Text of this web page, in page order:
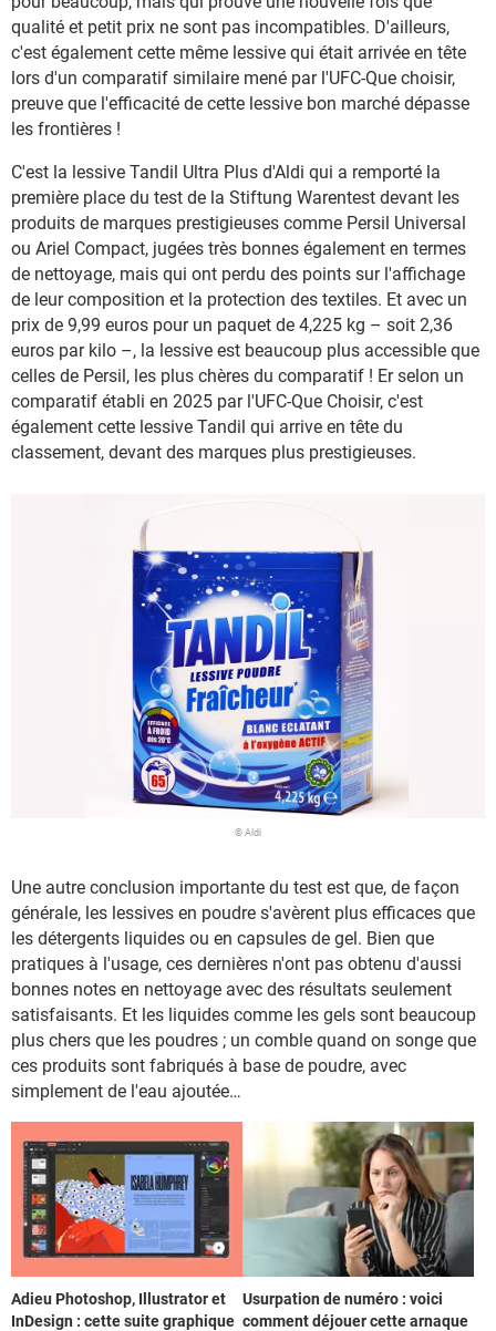
qualité et petit prix ne sont pas incompatibles. D'ailleurs,
c'est également cette même lessive qui était arrivée en tête
lors d'un comparatif similaire mené par l'UFC-Que choisir,
preuve que l'efficacité de cette lessive bon marché dépasse
les frontières !
C'est la lessive Tandil Ultra Plus d'Aldi qui a remporté la
première place du test de la Stiftung Warentest devant les
produits de marques prestigieuses comme Persil Universal
ou Ariel Compact, jugées très bonnes également en termes
de nettoyage, mais qui ont perdu des points sur l'affichage
de leur composition et la protection des textiles. Et avec un
prix de 9,99 euros pour un paquet de 4,225 kg – soit 2,36
euros par kilo –, la lessive est beaucoup plus accessible que
celles de Persil, les plus chères du comparatif ! Er selon un
comparatif établi en 2025 par l'UFC-Que Choisir, c'est
également cette lessive Tandil qui arrive en tête du
classement, devant des marques plus prestigieuses.
© Aldi
Une autre conclusion importante du test est que, de façon
générale, les lessives en poudre s'avèrent plus efficaces que
les détergents liquides ou en capsules de gel. Bien que
pratiques à l'usage, ces dernières n'ont pas obtenu d'aussi
bonnes notes en nettoyage avec des résultats seulement
satisfaisants. Et les liquides comme les gels sont beaucoup
plus chers que les poudres ; un comble quand on songe que
ces produits sont fabriqués à base de poudre, avec
simplement de l'eau ajoutée…
Adieu Photoshop, Illustrator et
InDesign : cette suite graphique
Usurpation de numéro : voici
comment déjouer cette arnaque